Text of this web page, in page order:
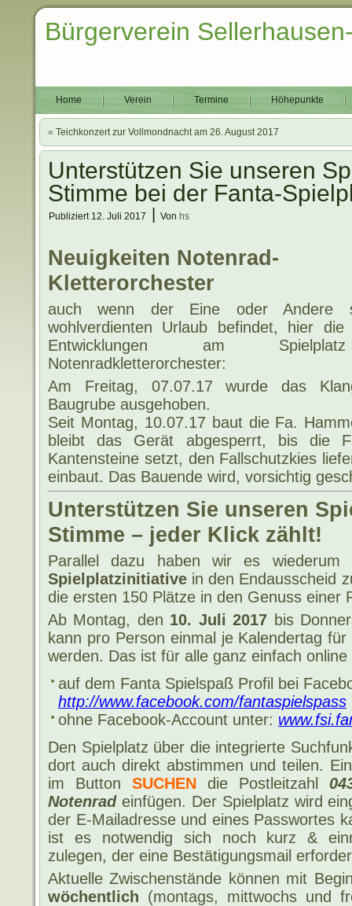
Bürgerverein
Home Verein Termine Höhepunkte
« Teichkonzert zur Vollmondnacht am 26. August 2017
Unterstützen Sie unseren
Stimme bei der Fanta-
Publiziert 12. Juli 2017 Von hs
.
Neuigkeiten Notenrad-
Kletterorchester
auch wenn der Eine oder Andere
wohlverdienten Urlaub befindet, hier die
Entwicklungen am
Notenradkletterorchester:
Am Freitag, 07.07.17 wurde das
Baugrube ausgehoben.
Seit Montag, 10.07.17 baut die Fa.
bleibt das Gerät abgesperrt, bis die
Kantensteine setzt, den Fallschutzkies
einbaut. Das Bauende wird, vorsichtig
Unterstützen Sie unseren
Stimme – jeder Klick zählt!
Parallel dazu haben wir es
Spielplatzinitiative in den Endausscheid
die ersten 150 Plätze in den Genuss einer
Ab Montag, den 10. Juli 2017 bis
kann pro Person einmal je Kalendertag
werden. Das ist für alle ganz einfach online
auf dem Fanta Spielspaß Profil bei
http://www.facebook.com/fantaspielspass
ohne Facebook-Account unter:
Den Spielplatz über die integrierte
dort auch direkt abstimmen und teilen.
im Button SUCHEN die Postleitzahl
Notenrad einfügen. Der Spielplatz wird
der E-Mailadresse und eines Passwortes
ist es notwendig sich noch kurz &
zulegen, der eine Bestätigungsmail
Aktuelle Zwischenstände können mit
wöchentlich (montags, mittwochs und